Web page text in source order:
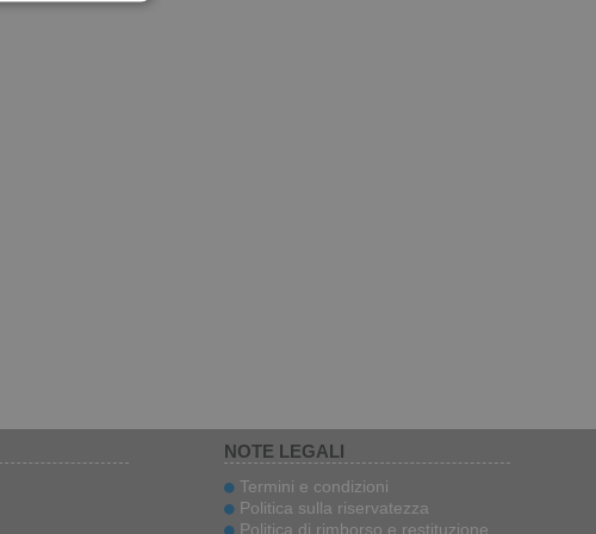
NOTE LEGALI
Termini e condizioni
Politica sulla riservatezza
Politica di rimborso e restituzione